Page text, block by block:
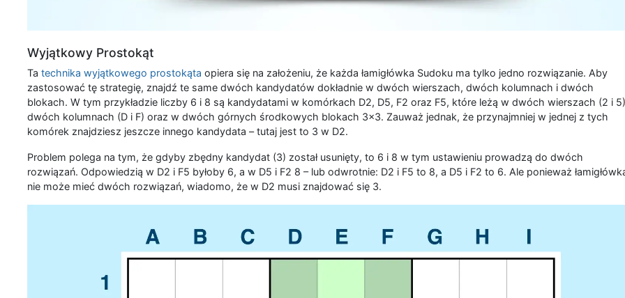
Wyjątkowy Prostokąt
Ta technika wyjątkowego prostokąta opiera się na założeniu, że każda łamigłówka Sudoku ma tylko jedno rozwiązanie. Aby
zastosować tę strategię, znajdź te same dwóch kandydatów dokładnie w dwóch wierszach, dwóch kolumnach i dwóch
blokach. W tym przykładzie liczby 6 i 8 są kandydatami w komórkach D2, D5, F2 oraz F5, które leżą w dwóch wierszach (2 i
dwóch kolumnach (D i F) oraz w dwóch górnych środkowych blokach 3x3. Zauważ jednak, że przynajmniej w jednej z tych
komórek znajdziesz jeszcze innego kandydata – tutaj jest to 3 w D2.
Problem polega na tym, że gdyby zbędny kandydat (3) został usunięty, to 6 i 8 w tym ustawieniu prowadzą do dwóch
rozwiązań. Odpowiedzią w D2 i F5 byłoby 6, a w D5 i F2 8 – lub odwrotnie: D2 i F5 to 8, a D5 i F2 to 6. Ale ponieważ
nie może mieć dwóch rozwiązań, wiadomo, że w D2 musi znajdować się 3.